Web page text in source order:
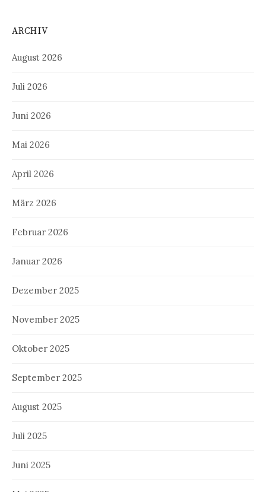
ARCHIV
August 2026
Juli 2026
Juni 2026
Mai 2026
April 2026
März 2026
Februar 2026
Januar 2026
Dezember 2025
November 2025
Oktober 2025
September 2025
August 2025
Juli 2025
Juni 2025